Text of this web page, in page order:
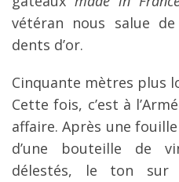
vétéran nous salue
dents d’or.
Cinquante mètres plus
Cette fois, c’est à
affaire. Après une
d’une bouteille de
délestés, le ton sur